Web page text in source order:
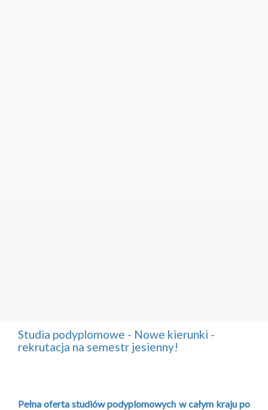
Studia podyplomowe - Nowe kierunki -
rekrutacja na semestr jesienny!
Pełna oferta studiów podyplomowych w całym kraju po